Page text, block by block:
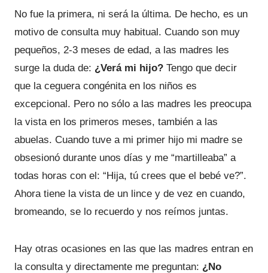
No fue la primera, ni será la última. De hecho, es un
motivo de consulta muy habitual. Cuando son muy
pequeños, 2-3 meses de edad, a las madres les
surge la duda de: ¿Verá mi hijo? Tengo que decir
que la ceguera congénita en los niños es
excepcional. Pero no sólo a las madres les preocupa
la vista en los primeros meses, también a las
abuelas. Cuando tuve a mi primer hijo mi madre se
obsesionó durante unos días y me “martilleaba” a
todas horas con el: “Hija, tú crees que el bebé ve?”.
Ahora tiene la vista de un lince y de vez en cuando,
bromeando, se lo recuerdo y nos reímos juntas.
Hay otras ocasiones en las que las madres entran en
la consulta y directamente me preguntan: ¿No